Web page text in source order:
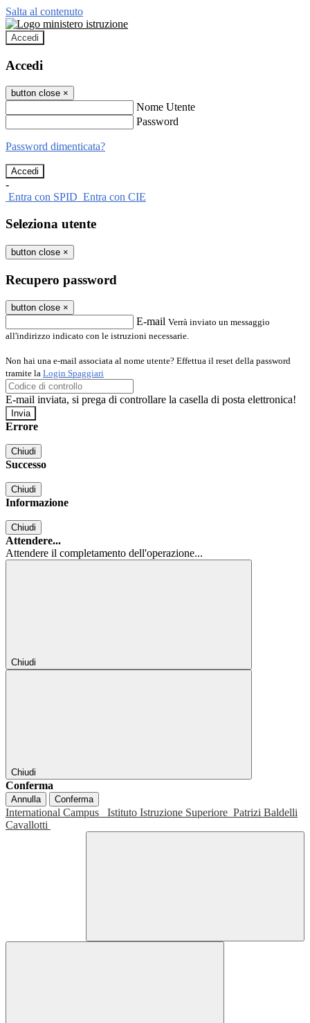
Salta al contenuto
Accedi
Accedi
button close ×
Nome Utente
Password
Password dimenticata?
-
Entra con SPID Entra con CIE
Seleziona utente
button close ×
Recupero password
button close ×
E-mail Verrà inviato un messaggio
all'indirizzo indicato con le istruzioni necessarie.
Non hai una e-mail associata al nome utente? Effettua il reset della password
tramite la Login Spaggiari
E-mail inviata, si prega di controllare la casella di posta elettronica!
Errore
Chiudi
Successo
Chiudi
Informazione
Chiudi
Attendere...
Attendere il completamento dell'operazione...
Chiudi
Chiudi
Conferma
Annulla Conferma
International Campus Istituto Istruzione Superiore Patrizi Baldelli
Cavallotti